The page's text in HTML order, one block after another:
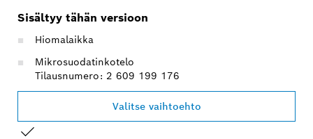
Sisältyy tähän versioon
Hiomalaikka
Mikrosuodatinkotelo
Tilausnumero: 2 609 199 176
Valitse vaihtoehto